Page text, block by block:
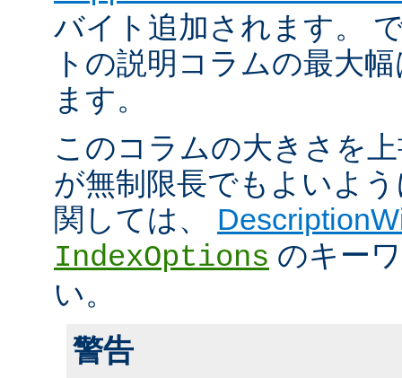
バイト追加されます。
トの説明コラムの最大
ます。
このコラムの大きさを
が無制限長でもよいよ
関しては、
IndexOptions のキー
い。
警告